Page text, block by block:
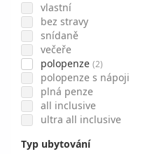
vlastní
bez stravy
snídaně
večeře
polopenze (2)
polopenze s nápoji
plná penze
all inclusive
ultra all inclusive
Typ ubytování